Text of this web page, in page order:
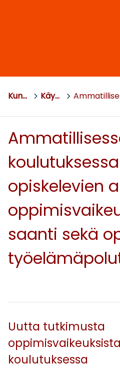
Kuntoutussäätiö > Käynnissä olevat hankkeet >
koulutuksessa
opiskelevien
saanti sekä
Uutta tutkimusta
koulutuksessa